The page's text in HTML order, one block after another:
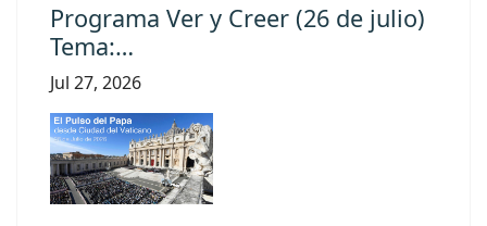
Programa Ver y Creer (26 de julio)
Tema:…
Jul 27, 2026